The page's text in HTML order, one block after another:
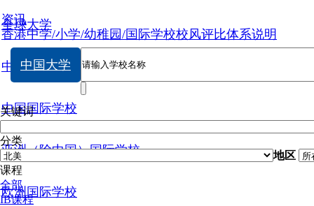
香港中学/小学/幼稚园/国际学校校风评比体系说明
全球大学
中国大学
中国国际学校
亚洲（除中国）国际学校
欧洲国际学校
资讯
中国大学
关键词
分类
地区
课程
全部
IB课程